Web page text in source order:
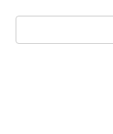
Поиск: